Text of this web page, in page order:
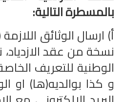
بالمسطرة التالية:
أ) ارسال الوثائق
نسخة من عقد
الوطنية للتعريف
و كذا بوالديه(ها) او